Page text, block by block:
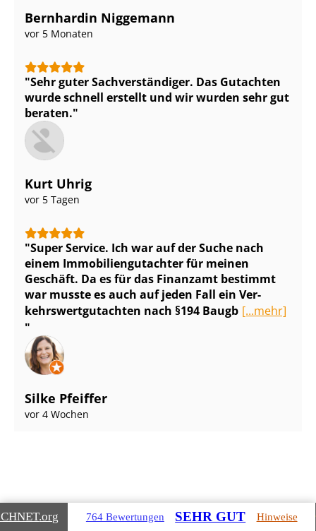
Bernhardin Niggemann
vor 5 Monaten
Sehr guter Sach­ver­stän­di­ger. Das Gutachten
wurde schnell erstellt und wir wurden sehr gut
beraten.
Kurt Uhrig
vor 5 Tagen
Super Service. Ich war auf der Suche nach
einem Im­mo­bi­li­en­gut­ach­ter für meinen
Geschäft. Da es für das Finanzamt bestimmt
war musste es auch auf jeden Fall ein Ver­
kehrs­wert­gut­ach­ten nach §194 Baugb [...mehr]
Silke Pfeiffer
vor 4 Wochen
Gebäudearten, die wir für Sie
.org 764 Bewertungen SEHR GUT Hinweise